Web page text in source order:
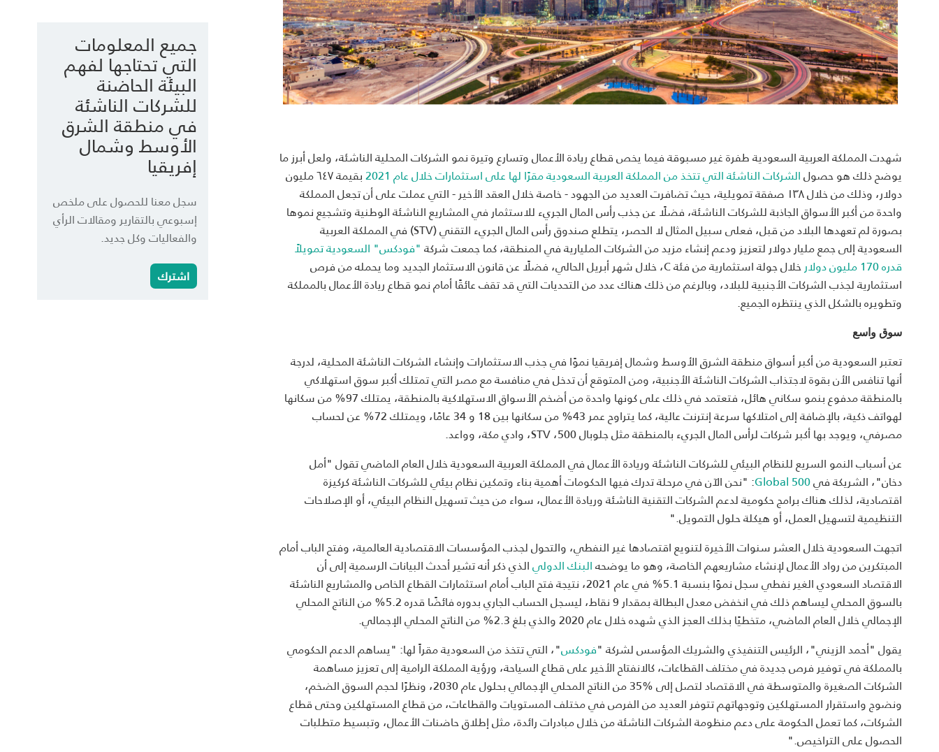
شهدت المملكة العربية السعودية طفرة غير مسبوقة فيما يخص قطاع ريادة الأعمال وتسارع وتيرة نمو الشركات المحلية الناشئة، ولعل أبرز ما
يوضح ذلك هو حصولالشركات الناشئة التي تتخذ من المملكة العربية السعودية مقرًا لها على استثمارات خلال عام 2021
بقيمة ٦٤٧ مليون
دولار، وذلك من خلال ١٣٨ صفقة تمويلية، حيث تضافرت العديد من الجهود - خاصة خلال العقد الأخير - التي عملت على أن تجعل المملكة
واحدة من أكبر الأسواق الجاذبة للشركات الناشئة، فضلًا عن جذب رأس المال الجريء للاستثمار في المشاريع الناشئة الوطنية وتشجيع نموها
بصورة لم تعهدها البلاد من قبل، فعلى سبيل المثال لا الحصر، يتطلع صندوق رأس المال الجريء التقني(STV)في المملكة العربية
السعودية إلى جمع مليار دولار لتعزيز ودعم إنشاء مزيد من الشركات المليارية في المنطقة، كما جمعت شركة"فودكس" السعودية تمويلاً
قدره 170 مليون دولار
خلال جولة استثمارية من فئةC، خلال شهر أبريل الحالي، فضلًا عن قانون الاستثمار الجديد وما يحمله من فرص
استثمارية لجذب الشركات الأجنبية للبلاد، وبالرغم من ذلك هناك عدد من التحديات التي قد تقف عائقًا أمام نمو قطاع ريادة الأعمال بالمملكة
وتطويره بالشكل الذي ينتظره الجميع.
سوق واسع
تعتبر السعودية من أكبر أسواق منطقة الشرق الأوسط وشمال إفريقيا نموًا في جذب الاستثمارات وإنشاء الشركات الناشئة المحلية، لدرجة
أنها تنافس الأن بقوة لاجتذاب الشركات الناشئة الأجنبية، ومن المتوقع أن تدخل في منافسة مع مصر التي تمتلك أكبر سوق استهلاكي
بالمنطقة مدفوع بنمو سكاني هائل، فتعتمد في ذلك على كونها واحدة من أضخم الأسواق الاستهلاكية بالمنطقة، يمتلك 97% من سكانها
لهواتف ذكية، بالإضافة إلى امتلاكها سرعة إنترنت عالية، كما يتراوح عمر 43% من سكانها بين 18 و 34 عامًا، ويمتلك 72% عن لحساب
مصرفي، ويوجد بها أكبر شركات لرأس المال الجريء بالمنطقة مثل جلوبال 500،
STV، وادي مكة، وواعد.
عن أسباب النمو السريع للنظام البيئي للشركات الناشئة وريادة الأعمال في المملكة العربية السعودية خلال العام الماضي تقول "أمل
دخان"، الشريكة في500
Global: "نحن الآن في مرحلة تدرك فيها الحكومات أهمية بناء وتمكين نظام بيئي للشركات الناشئة كركيزة
اقتصادية، لذلك هناك برامج حكومية لدعم الشركات التقنية الناشئة وريادة الأعمال، سواء من حيث تسهيل النظام البيئي، أو الإصلاحات
التنظيمية لتسهيل العمل، أو هيكلة حلول التمويل."
اتجهت السعودية خلال العشر سنوات الأخيرة لتنويع اقتصادها غير النفطي، والتحول لجذب المؤسسات الاقتصادية العالمية، وفتح الباب أمام
المبتكرين من رواد الأعمال لإنشاء مشاريعهم الخاصة، وهو ما يوضحهالبنك الدوليالذي ذكر أنه تشير أحدث البيانات الرسمية إلى أن
الاقتصاد السعودي الغير نفطي سجل نموًا بنسبة 5.1% في عام 2021، نتيجة فتح الباب أمام استثمارات القطاع الخاص والمشاريع الناشئة
بالسوق المحلي ليساهم ذلك في انخفض معدل البطالة بمقدار 9 نقاط، ليسجل الحساب الجاري بدوره فائضًا قدره 5.2% من الناتج المحلي
الإجمالي خلال العام الماضي، متخطيًا بذلك العجز الذي شهده خلال عام 2020 والذي بلغ 2.3% من الناتج المحلي الإجمالي.
يقول "أحمد الزيني"، الرئيس التنفيذي والشريك المؤسس لشركة "فودكس"، التي تتخذ من السعودية مقراً لها: "يساهم الدعم الحكومي
بالمملكة في توفير فرص جديدة في مختلف القطاعات، كالانفتاح الأخير على قطاع السياحة، ورؤية المملكة الرامية إلى تعزيز مساهمة
الشركات الصغيرة والمتوسطة في الاقتصاد لتصل إلى %35 من الناتج المحلي الإجمالي بحلول عام 2030، ونظرًا لحجم السوق الضخم،
ونضوج واستقرار المستهلكين وتوجهاتهم تتوفر العديد من الفرص في مختلف المستويات والقطاعات، من قطاع المستهلكين وحتى قطاع
الشركات، كما تعمل الحكومة على دعم منظومة الشركات الناشئة من خلال مبادرات رائدة، مثل إطلاق حاضنات الأعمال، وتبسيط متطلبات
الحصول على التراخيص."
جميع المعلومات
التي تحتاجها لفهم
البيئة الحاضنة
للشركات الناشئة
في منطقة الشرق
الأوسط وشمال
إفريقيا
سجل معنا للحصول على ملخص
إسبوعي بالتقارير ومقالات الرأي
والفعاليات وكل جديد.
اشترك